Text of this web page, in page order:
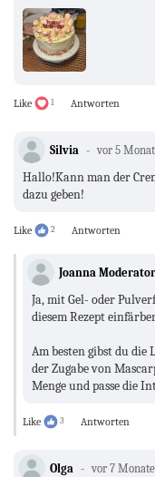
Like 1 Antworten
Silvia vor 5
Hallo!Kann man der
dazu geben!
Like 2 Antworten
Joanna Moderator
Ja, mit Gel- oder
diesem Rezept
Am besten gibst du die
der Zugabe von
Menge und passe die
Like 3 Antworten
Olga vor 7